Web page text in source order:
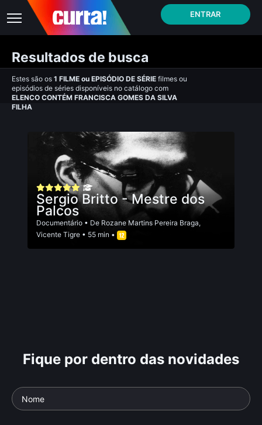
ENTRAR
Resultados de busca
Estes são os 1 FILME ou EPISÓDIO DE SÉRIE filmes ou
episódios de séries disponíveis no catálogo com
ELENCO CONTÉM FRANCISCA GOMES DA SILVA
FILHA
Sergio Britto - Mestre dos
Palcos
Documentário • De Rozane Martins Pereira Braga,
Vicente Tigre • 55 min •
Fique por dentro das novidades